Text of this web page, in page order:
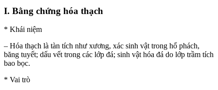
I. Bằng chứng hóa thạch
* Khái niệm
– Hóa thạch là tàn tích như xương, xác sinh vật trong hổ phách,
băng tuyết; dấu vết trong các lớp đá; sinh vật hóa đá do lớp trầm tích
bao bọc.
* Vai trò